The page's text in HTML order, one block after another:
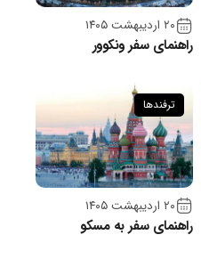
۲۰ اردیبهشت ۱۴۰۵
راهنمای سفر ونکوور
۲۰ اردیبهشت ۱۴۰۵
راهنمای سفر به مسکو
ترفندها